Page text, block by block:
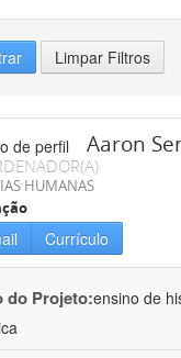
Limpar Filtros
Aaron
HUMANAS
Currículo
do Projeto:ensino de